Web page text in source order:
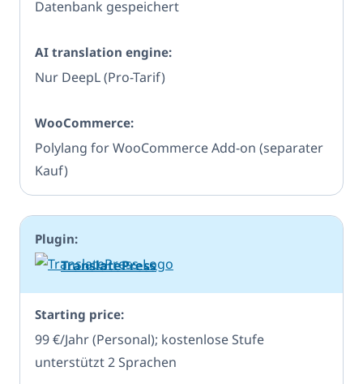
Datenbank gespeichert
Nur DeepL (Pro-Tarif)
Polylang for WooCommerce Add-on (separater
Kauf)
TranslatePress
99 €/Jahr (Personal); kostenlose Stufe
unterstützt 2 Sprachen